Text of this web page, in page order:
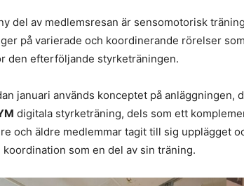
del av medlemsresan är sensomotorisk
på varierade och koordinerande rörelser
den efterföljande styrketräningen.
januari används konceptet på anläggningen,
digitala styrketräning, dels som ett
och äldre medlemmar tagit till sig upplägget
koordination som en del av sin träning.